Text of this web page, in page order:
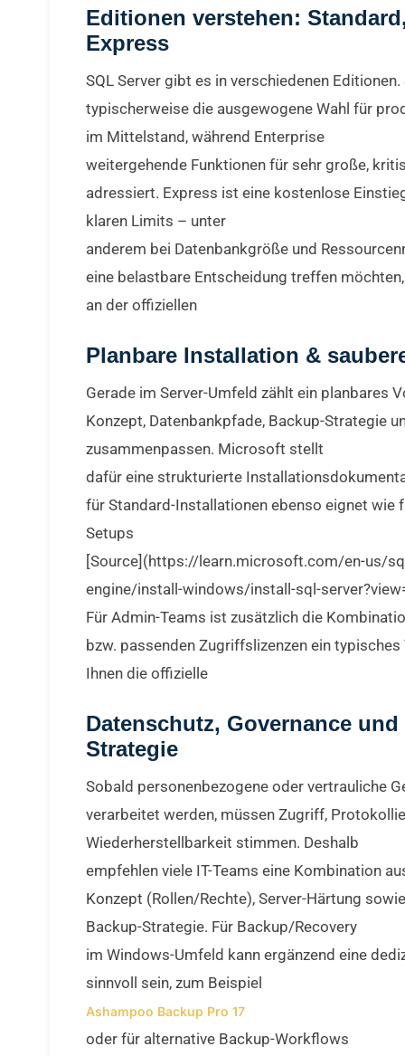
Editionen verstehen:
Express
SQL Server gibt es in verschiedenen
typischerweise die ausgewogene Wahl für
im Mittelstand, während Enterprise
weitergehende Funktionen für sehr große,
adressiert. Express ist eine kostenlose
klaren Limits – unter
anderem bei Datenbankgröße und
eine belastbare Entscheidung treffen
an der offiziellen
Planbare Installation &
Gerade im Server-Umfeld zählt ein planbares
Konzept, Datenbankpfade, Backup-Strategie
zusammenpassen. Microsoft stellt
dafür eine strukturierte
für Standard-Installationen ebenso eignet wie
Setups
[Source](https://learn.microsoft.com/en-us/
engine/install-windows/install-sql-
Für Admin-Teams ist zusätzlich die
bzw. passenden Zugriffslizenzen ein
Ihnen die offizielle
Datenschutz, Governance
Strategie
Sobald personenbezogene oder vertrauliche
verarbeitet werden, müssen Zugriff,
Wiederherstellbarkeit stimmen. Deshalb
empfehlen viele IT-Teams eine Kombination
Konzept (Rollen/Rechte), Server-Härtung
Backup-Strategie. Für Backup/Recovery
im Windows-Umfeld kann ergänzend eine
sinnvoll sein, zum Beispiel
Ashampoo Backup Pro 17
oder für alternative Backup-Workflows